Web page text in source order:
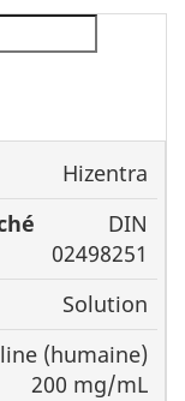
Forme
posologique
Hizentra
DIN
02498251
Solution
(humaine)
200 mg/mL